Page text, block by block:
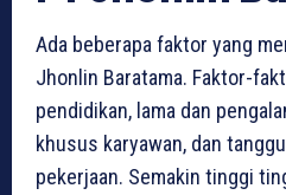
Ada beberapa faktor yang
Jhonlin Baratama. Faktor-
pendidikan, lama dan
khusus karyawan, dan
pekerjaan. Semakin tinggi